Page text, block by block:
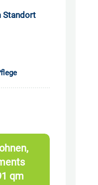
Standort
qm